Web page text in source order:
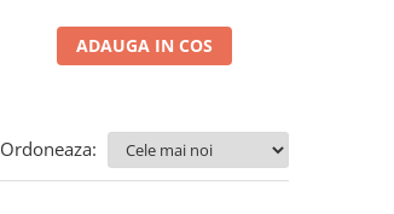
ADAUGA IN COS
Ordoneaza: